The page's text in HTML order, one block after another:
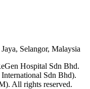
Selangor, Malaysia
Hospital Sdn Bhd.
Sdn Bhd).
All rights reserved.